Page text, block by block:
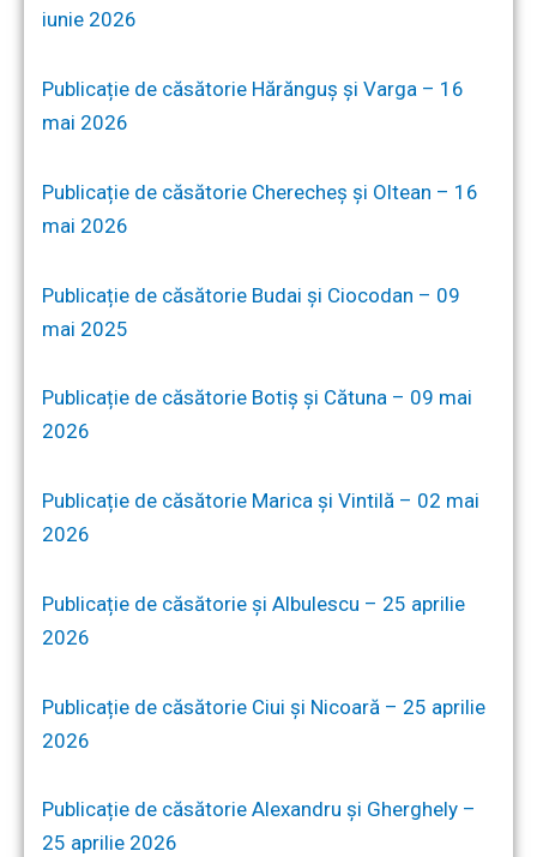
iunie 2026
Publicație de căsătorie Hărănguș și Varga – 16
mai 2026
Publicație de căsătorie Cherecheș și Oltean – 16
mai 2026
Publicație de căsătorie Budai și Ciocodan – 09
mai 2025
Publicație de căsătorie Botiș și Cătuna – 09 mai
2026
Publicație de căsătorie Marica și Vintilă – 02 mai
2026
Publicație de căsătorie și Albulescu – 25 aprilie
2026
Publicație de căsătorie Ciui și Nicoară – 25 aprilie
2026
Publicație de căsătorie Alexandru și Gherghely –
25 aprilie 2026